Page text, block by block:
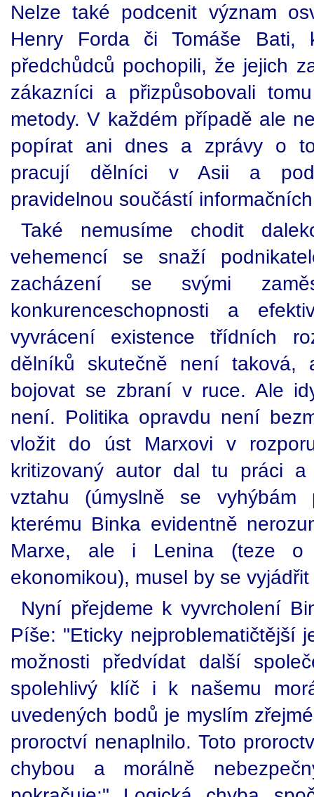
Nelze také podcenit význam
Henry Forda či Tomáše
předchůdců pochopili, že jejich
zákazníci a přizpůsobovali
metody. V každém případě ale
popírat ani dnes a zprávy o
pracují dělníci v Asii a
pravidelnou součástí
Také nemusíme chodit
vehemencí se snaží
zacházení se svými
konkurenceschopnosti a
vyvrácení existence třídních
dělníků skutečně není
bojovat se zbraní v ruce. Ale
není. Politika opravdu není
vložit do úst Marxovi v
kritizovaný autor dal tu práci
vztahu (úmyslně se vyhýbám
kterému Binka evidentně
Marxe, ale i Lenina (teze o
ekonomikou), musel by se
Nyní přejdeme k vyvrcholení
Píše: "Eticky nejproblematičtější
možnosti předvídat další
spolehlivý klíč i k našemu
uvedených bodů je myslím
proroctví nenaplnilo. Toto
chybou a morálně